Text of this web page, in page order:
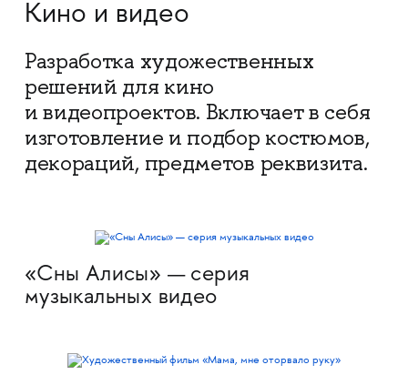
Кино и видео
Разработка художественных
решений для кино
и видеопроектов. Включает в себя
изготовление и подбор костюмов,
декораций, предметов реквизита.
«Сны Алисы» — серия
музыкальных видео